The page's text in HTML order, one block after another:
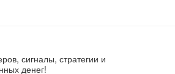
сигналы, стратегии и
денег!